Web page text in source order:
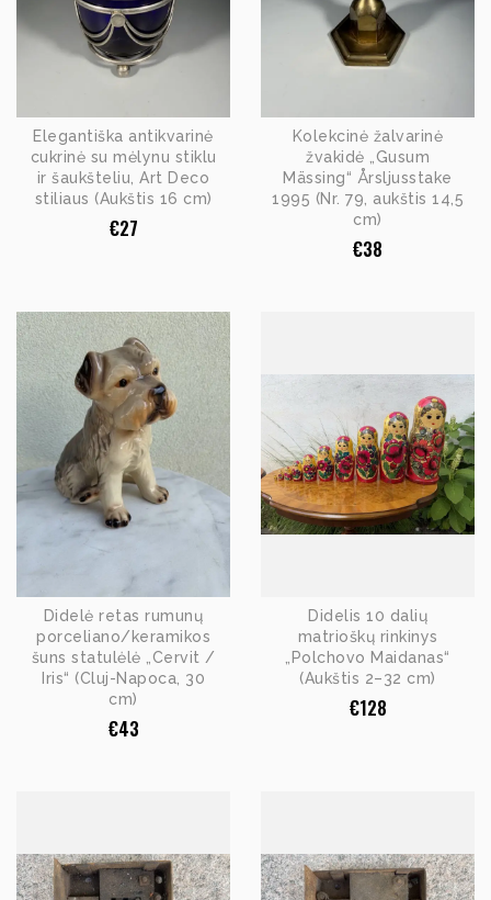
Elegantiška antikvarinė
cukrinė su mėlynu stiklu
ir šaukšteliu, Art Deco
stiliaus (Aukštis 16 cm)
€27
Kolekcinė žalvarinė
žvakidė „Gusum
Mässing“ Årsljusstake
1995 (Nr. 79, aukštis 14,5
cm)
€38
Didelė retas rumunų
porceliano/keramikos
šuns statulėlė „Cervit /
Iris“ (Cluj-Napoca, 30
cm)
€43
Didelis 10 dalių
matrioškų rinkinys
„Polchovo Maidanas“
(Aukštis 2–32 cm)
€128